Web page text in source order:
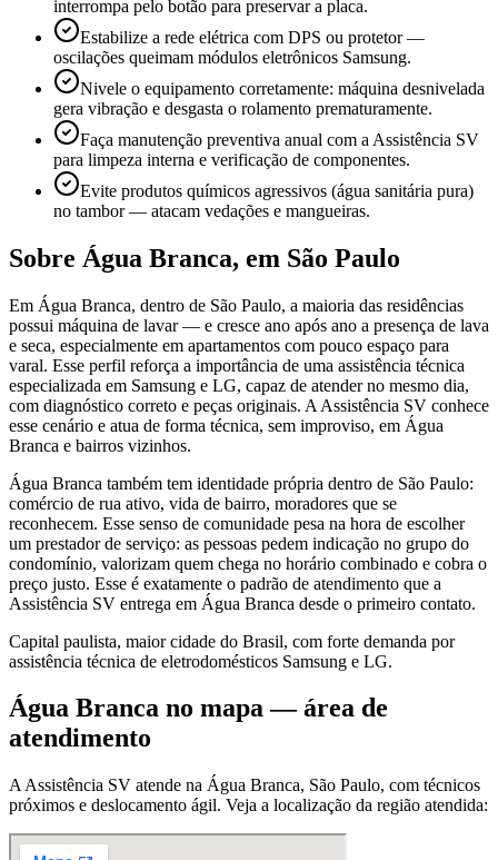
interrompa pelo botão para preservar a placa.
Estabilize a rede elétrica com DPS ou protetor —
oscilações queimam módulos eletrônicos Samsung.
Nivele o equipamento corretamente: máquina desnivelada
gera vibração e desgasta o rolamento prematuramente.
Faça manutenção preventiva anual com a Assistência SV
para limpeza interna e verificação de componentes.
Evite produtos químicos agressivos (água sanitária pura)
no tambor — atacam vedações e mangueiras.
Sobre Água Branca, em São Paulo
Em Água Branca, dentro de São Paulo, a maioria das residências
possui máquina de lavar — e cresce ano após ano a presença de lava
e seca, especialmente em apartamentos com pouco espaço para
varal. Esse perfil reforça a importância de uma assistência técnica
especializada em Samsung e LG, capaz de atender no mesmo dia,
com diagnóstico correto e peças originais. A Assistência SV conhece
esse cenário e atua de forma técnica, sem improviso, em Água
Branca e bairros vizinhos.
Água Branca também tem identidade própria dentro de São Paulo:
comércio de rua ativo, vida de bairro, moradores que se
reconhecem. Esse senso de comunidade pesa na hora de escolher
um prestador de serviço: as pessoas pedem indicação no grupo do
condomínio, valorizam quem chega no horário combinado e cobra o
preço justo. Esse é exatamente o padrão de atendimento que a
Assistência SV entrega em Água Branca desde o primeiro contato.
Capital paulista, maior cidade do Brasil, com forte demanda por
assistência técnica de eletrodomésticos Samsung e LG.
Água Branca no mapa — área de
atendimento
A Assistência SV atende na Água Branca, São Paulo, com técnicos
próximos e deslocamento ágil. Veja a localização da região atendida: